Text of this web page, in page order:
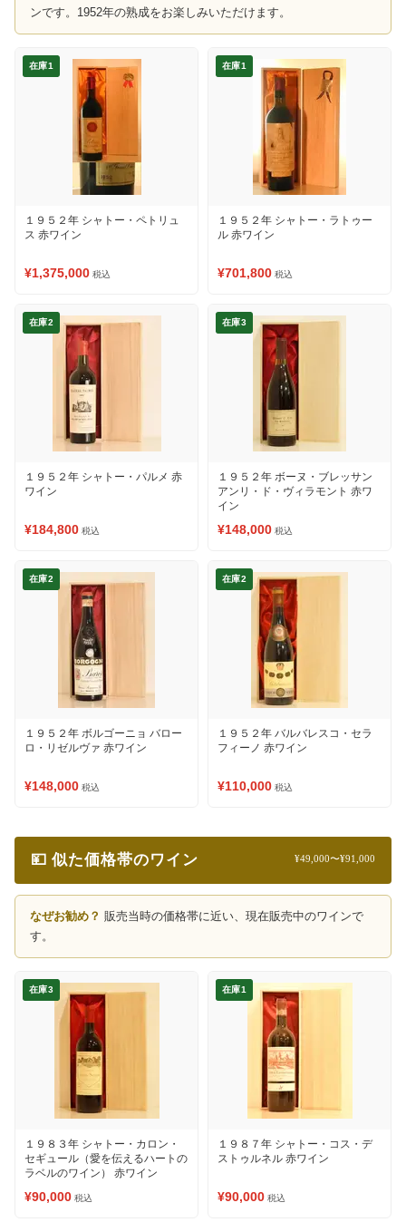
ンです。1952年の熟成をお楽しみいただけます。
在庫1
１９５２年 シャトー・ペトリュ
ス 赤ワイン
¥1,375,000 税込
在庫1
１９５２年 シャトー・ラトゥー
ル 赤ワイン
¥701,800 税込
在庫2
１９５２年 シャトー・パルメ 赤
ワイン
¥184,800 税込
在庫3
１９５２年 ボーヌ・ブレッサン
アンリ・ド・ヴィラモント 赤ワ
イン
¥148,000 税込
在庫2
１９５２年 ボルゴーニョ バロー
ロ・リゼルヴァ 赤ワイン
¥148,000 税込
在庫2
１９５２年 バルバレスコ・セラ
フィーノ 赤ワイン
¥110,000 税込
💴 似た価格帯のワイン ¥49,000〜¥91,000
なぜお勧め？ 販売当時の価格帯に近い、現在販売中のワインで
す。
在庫3
１９８３年 シャトー・カロン・
セギュール（愛を伝えるハートの
ラベルのワイン） 赤ワイン
¥90,000 税込
在庫1
１９８７年 シャトー・コス・デ
ストゥルネル 赤ワイン
¥90,000 税込